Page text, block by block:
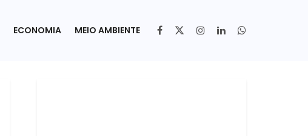
ECONOMIA MEIO AMBIENTE